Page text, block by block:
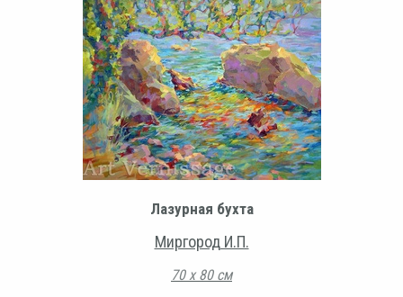
Лазурная бухта
Миргород И.П.
70 х 80 см